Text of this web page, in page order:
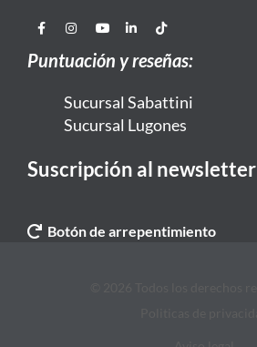
Puntuación y reseñas:
Sucursal Sabattini
Sucursal Lugones
Suscripción al newsletter
Botón de arrepentimiento